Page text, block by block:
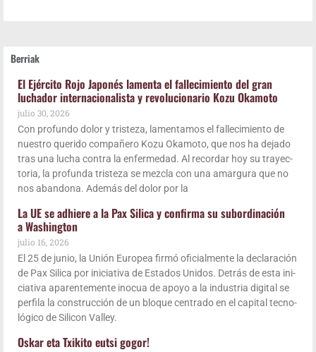
Berriak
El Ejér­ci­to Rojo Japo­nés lamen­ta el falle­ci­mien­to del gran
lucha­dor inter­na­cio­na­lis­ta y revo­lu­cio­na­rio Kozu Okamoto
julio 30, 2026
Con pro­fun­do dolor y tris­te­za, lamen­ta­mos el falle­ci­mien­to de
nues­tro que­ri­do com­pa­ñe­ro Kozu Oka­mo­to, que nos ha deja­do
tras una lucha con­tra la enfer­me­dad. Al recor­dar hoy su tra­yec­
to­ria, la pro­fun­da tris­te­za se mez­cla con una amar­gu­ra que no
nos aban­do­na. Ade­más del dolor por la
La UE se adhie­re a la Pax Sili­ca y con­fir­ma su subor­di­na­ción
a Washington
julio 16, 2026
El 25 de junio, la Unión Euro­pea fir­mó ofi­cial­men­te la decla­ra­ción
de Pax Sili­ca por ini­cia­ti­va de Esta­dos Uni­dos. Detrás de esta ini­
cia­ti­va apa­ren­te­men­te ino­cua de apo­yo a la indus­tria digi­tal se
per­fi­la la cons­truc­ción de un blo­que cen­tra­do en el capi­tal tec­no­
ló­gi­co de Sili­con Valley.
Oskar eta Txi­ki­to eutsi gogor!